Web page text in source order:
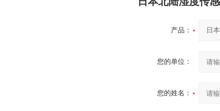
产品：
您的单位：
您的姓名：